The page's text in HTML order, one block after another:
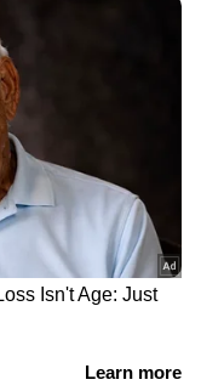
OTT Release